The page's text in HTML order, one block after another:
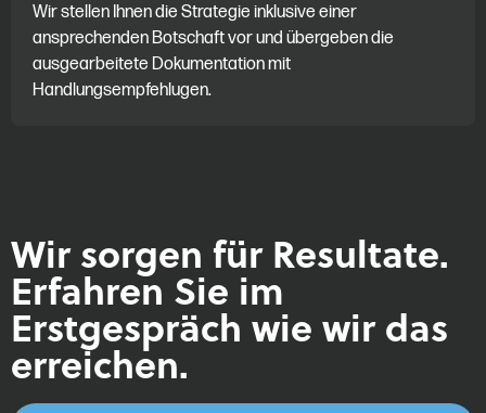
Wir stellen Ihnen die Strategie inklusive einer
ansprechenden Botschaft vor und übergeben die
ausgearbeitete Dokumentation mit
Handlungsempfehlugen.
Wir sorgen für Resultate.
Erfahren Sie im
Erstgespräch wie wir das
erreichen.